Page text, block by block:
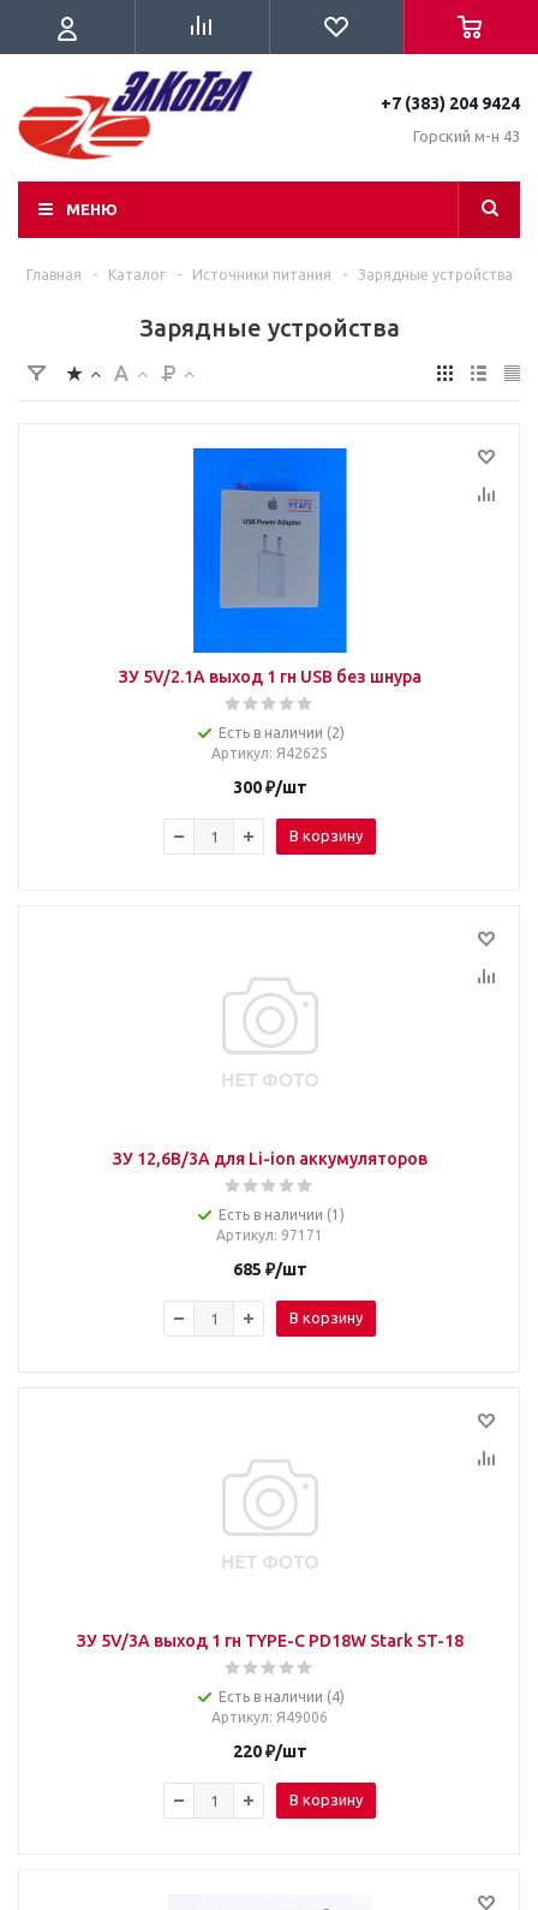
+7 (383) 204 9424
Горский м-н 43
МЕНЮ
Главная - Каталог - Источники питания - Зарядные устройства
Зарядные устройства
ЗУ 5V/2.1A выход 1 гн USB без шнура
Есть в наличии (2)
Артикул: Я42625
300₽/шт
В корзину
ЗУ 12,6В/3А для Li-ion аккумуляторов
Есть в наличии (1)
Артикул: 97171
685 ₽/шт
В корзину
ЗУ 5V/3A выход 1 гн TYPE-C PD18W Stark ST-18
Есть в наличии (4)
Артикул: Я49006
220₽/шт
В корзину